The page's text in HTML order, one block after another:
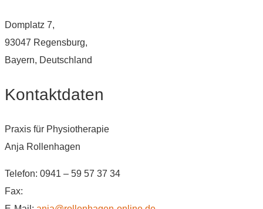
Domplatz 7,
93047 Regensburg,
Bayern, Deutschland
Kontaktdaten
Praxis für Physiotherapie
Anja Rollenhagen
Telefon: 0941 – 59 57 37 34
Fax: